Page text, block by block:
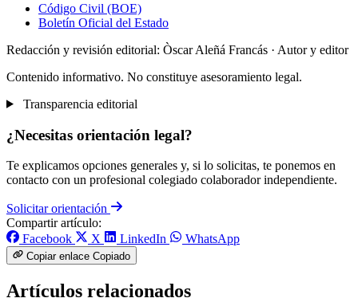
Código Civil (BOE)
Boletín Oficial del Estado
Redacción y revisión editorial: Òscar Aleñá Francás · Autor y editor
Contenido informativo. No constituye asesoramiento legal.
Transparencia editorial
¿Necesitas orientación legal?
Te explicamos opciones generales y, si lo solicitas, te ponemos en
contacto con un profesional colegiado colaborador independiente.
Solicitar orientación
Compartir artículo:
Facebook
X LinkedIn WhatsApp
Copiar enlace Copiado
Artículos relacionados